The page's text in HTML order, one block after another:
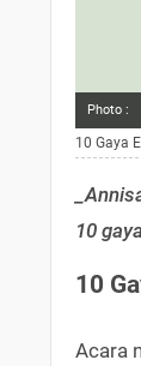
Photo :
10 Gaya
10
10
Acara